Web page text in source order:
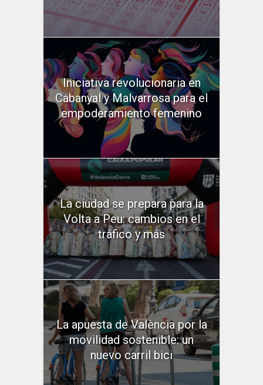
Iniciativa revolucionaria en
Cabanyal y Malvarrosa para el
empoderamiento femenino
La ciudad se prepara para la
Volta a Peu: cambios en el
tráfico y más
La apuesta de València por la
movilidad sostenible: un
nuevo carril bici